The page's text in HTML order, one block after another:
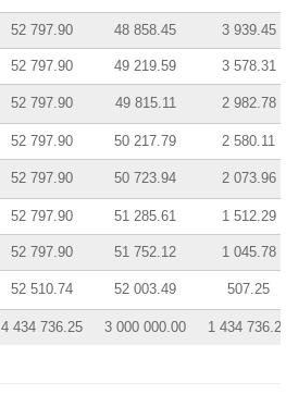
52 797.90 48 858.45 3 939.45
52 797.90 49 219.59 3 578.31
52 797.90 49 815.11 2 982.78
52 797.90 50 217.79 2 580.11
52 797.90 50 723.94 2 073.96
52 797.90 51 285.61 1 512.29
52 797.90 51 752.12 1 045.78
52 510.74 52 003.49 507.25
4 434 736.25 3 000 000.00 1 434